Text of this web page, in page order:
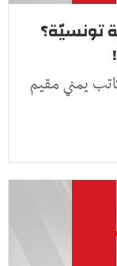
تونسيّة؟
يمني مقيم